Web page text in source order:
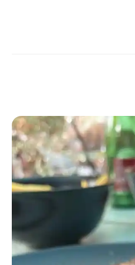
באזור
וכנסים, או פשוט מפגש
– אנחנו יוצרים זיכרונות.